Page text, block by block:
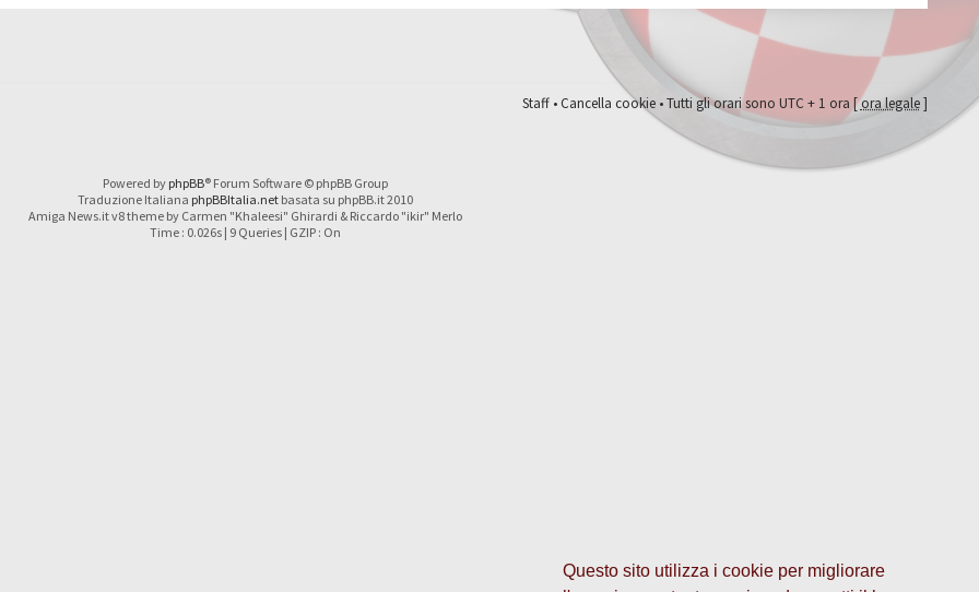
Questo sito utilizza i cookie per migliorare
Staff•Cancella cookie• Tutti gli orari sono UTC + 1 ora [ora legale]
Powered by phpBB® Forum Software © phpBB Group
Traduzione Italiana phpBBItalia.netbasata su phpBB.it 2010
Amiga News.it v8 theme by Carmen "Khaleesi" Ghirardi & Riccardo "ikir" Merlo
Time : 0.026s | 9 Queries | GZIP : On